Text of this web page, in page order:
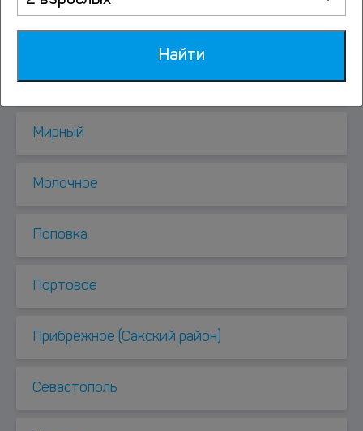
Знаменское
Межводное
Мирный
Молочное
Поповка
Портовое
Прибрежное (Сакский район)
Севастополь
Найти